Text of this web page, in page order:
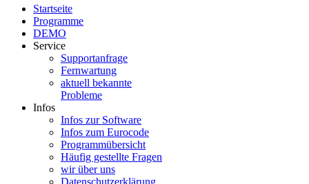
Startseite
Programme
DEMO
Service
Supportanfrage
Fernwartung
aktuell bekannte
Probleme
Infos
Infos zur Software
Infos zum Eurocode
Programmübersicht
Häufig gestellte Fragen
wir über uns
Datenschutzerklärung